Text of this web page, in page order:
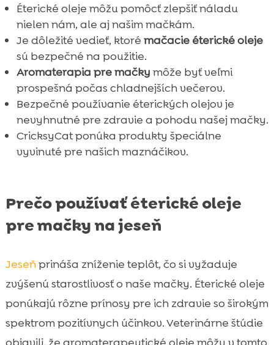
 Ako rozpoznať, keď mačka nemá rada
daný olej
Dôležitosť konzultácie s veterinárom
Kde kúpiť kvalitné éterické oleje
Alternatívy k éterickým olejom
 Záver
 FAQ
Éterické oleje môžu pomôcť zlepšiť náladu
nielen nám, ale aj našim mačkám.
Je dôležité vedieť, ktoré mačacie éterické oleje
sú bezpečné na použitie.
Aromaterapia pre mačky môže byť veľmi
prospešná počas chladnejších večerov.
Bezpečné používanie éterických olejov je
nevyhnutné pre zdravie a pohodu našej mačky.
CricksyCat ponúka produkty špeciálne
vyvinuté pre našich maznáčikov.
Prečo používať éterické oleje
pre mačky na jeseň
Jeseňprináša zníženie teplôt, čo si vyžaduje
zvýšenú starostlivosť o naše mačky. Éterické oleje
ponúkajú rôzne prínosy pre ich zdravie so širokým
spektrom pozitívnych účinkov. Veterinárne štúdie